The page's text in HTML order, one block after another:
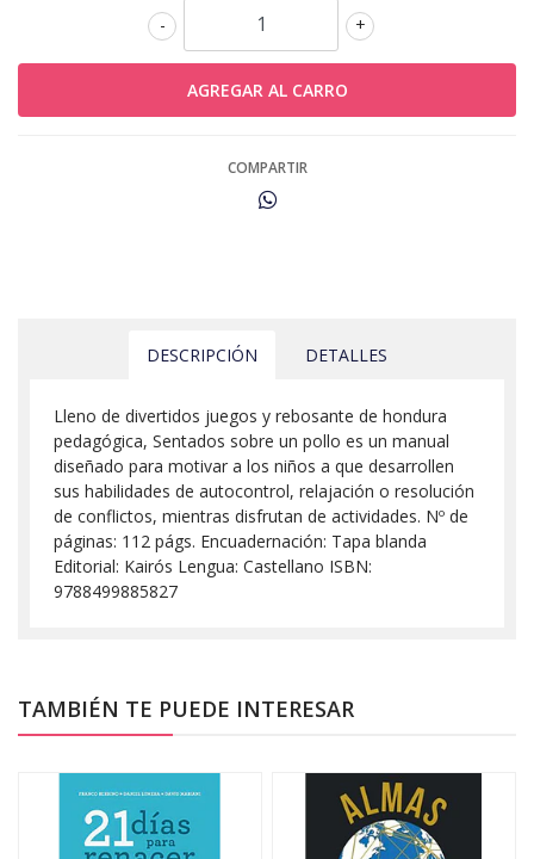
+
-
COMPARTIR
DESCRIPCIÓN DETALLES
Lleno de divertidos juegos y rebosante de hondura
pedagógica, Sentados sobre un pollo es un manual
diseñado para motivar a los niños a que desarrollen
sus habilidades de autocontrol, relajación o resolución
de conflictos, mientras disfrutan de actividades. Nº de
páginas: 112 págs. Encuadernación: Tapa blanda
Editorial: Kairós Lengua: Castellano ISBN:
9788499885827
TAMBIÉN TE PUEDE INTERESAR